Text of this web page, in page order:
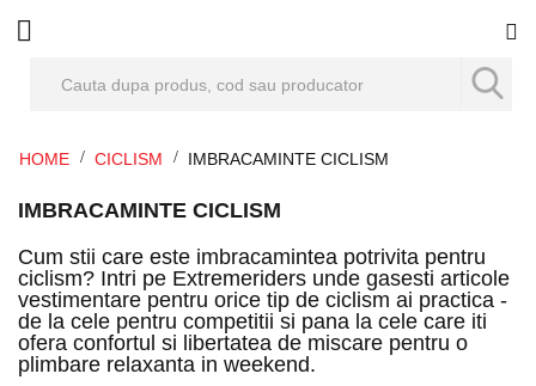
HOME CICLISM IMBRACAMINTE CICLISM
IMBRACAMINTE CICLISM
Cum stii care este imbracamintea potrivita pentru
ciclism? Intri pe Extremeriders unde gasesti articole
vestimentare pentru orice tip de ciclism ai practica -
de la cele pentru competitii si pana la cele care iti
ofera confortul si libertatea de miscare pentru o
plimbare relaxanta in weekend.